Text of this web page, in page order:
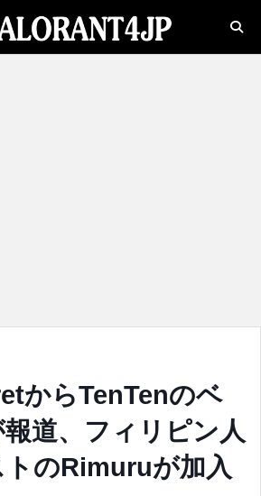
からTenTenのベ
道、フィリピン人
のRimuruが加入